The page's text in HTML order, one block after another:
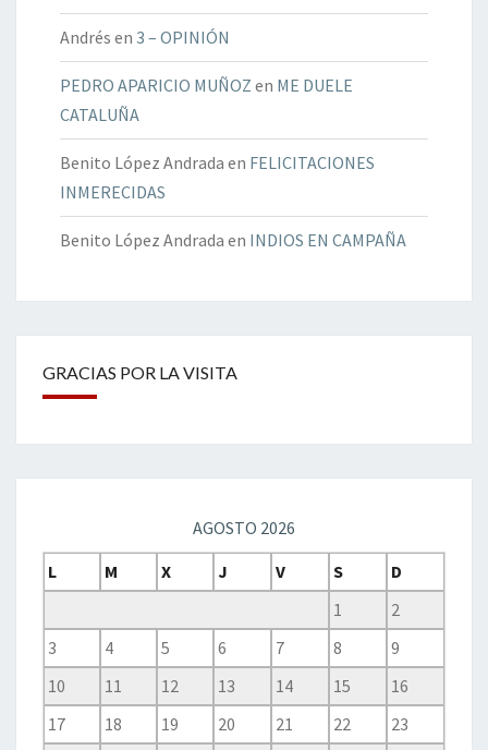
Andrés en 3 – OPINIÓN
PEDRO APARICIO MUÑOZ en ME DUELE
CATALUÑA
Benito López Andrada en FELICITACIONES
INMERECIDAS
Benito López Andrada en INDIOS EN CAMPAÑA
GRACIAS POR LA VISITA
AGOSTO 2026
L
M X J V S
D
1
2
3
4 5 6 7 8
9
10
11 12 13 14 15
16
17
18 19 20 21 22
23